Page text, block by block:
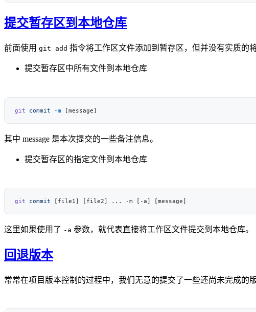
提交暂存区到本地仓库
前面使用 git add 指令将工作区文件添加到暂存区，但并没有实质的
提交暂存区中所有文件到本地仓库
git commit -m
其中 message 是本次提交的一些备注信息。
提交暂存区的指定文件到本地仓库
git commit
这里如果使用了 -a 参数，就代表直接将工作区文件提交到本地仓库。
回退版本
常常在项目版本控制的过程中，我们无意的提交了一些还尚未完成